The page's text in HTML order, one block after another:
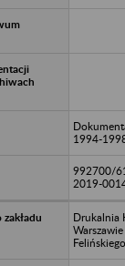
1994-
992700/
2019-
Drukalnia
Warszawie